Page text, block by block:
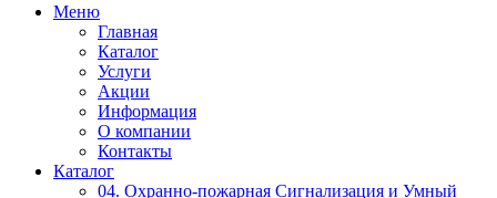
Меню
Главная
Каталог
Услуги
Акции
Информация
О компании
Контакты
Каталог
04. Охранно-пожарная Сигнализация и Умный